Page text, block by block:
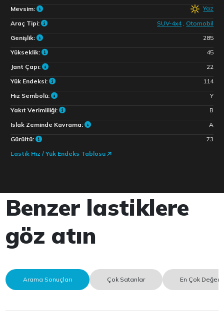
Mevsim:
Yaz
Araç Tipi:
SUV-4x4 , Otomobil
Genişlik:
285
Yükseklik:
45
Jant Çapı:
22
Yük Endeksi:
114
Hız Sembolü:
Y
Yakıt Verimliliği:
B
Islak Zeminde Kavrama:
A
Gürültü:
73
Lastik Hız / Yük Endeks Tablosu
Benzer lastiklere
göz atın
Arama Sonuçları Çok Satanlar En Çok